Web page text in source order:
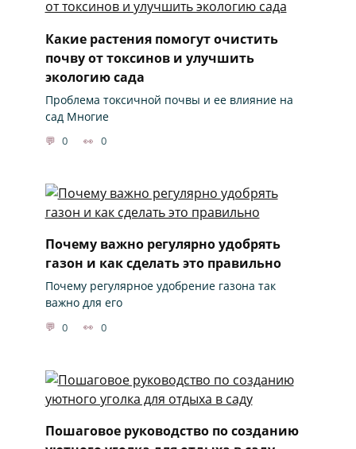
Какие растения помогут очистить
почву от токсинов и улучшить
экологию сада
Проблема токсичной почвы и ее влияние на
сад Многие
0 0
Почему важно регулярно удобрять
газон и как сделать это правильно
Почему регулярное удобрение газона так
важно для его
0 0
Пошаговое руководство по созданию